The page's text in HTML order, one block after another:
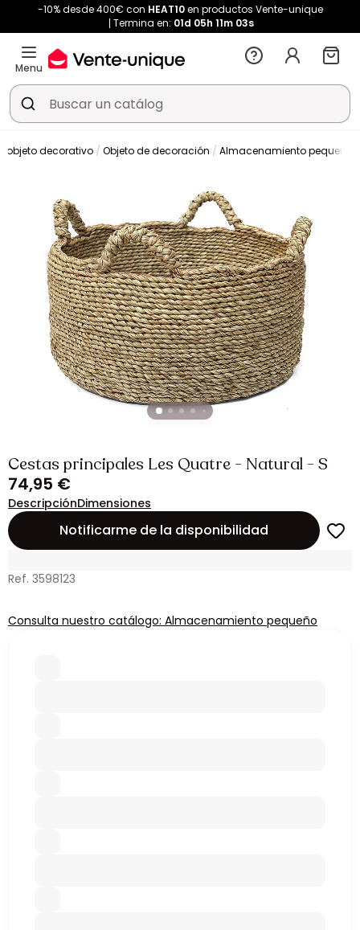
-10% desde 400€ con HEAT10en productos Vente-unique
Termina en: 01d 05h 11m 02s
Menu
objeto decorativo Objeto de decoración Almacenamiento pequeño
Cestas principales Les Quatre - Natural - S
74,95 €
DescripciónDimensiones
Notificarme de la disponibilidad
Ref. 3598123
Consulta nuestro catálogo: Almacenamiento pequeño